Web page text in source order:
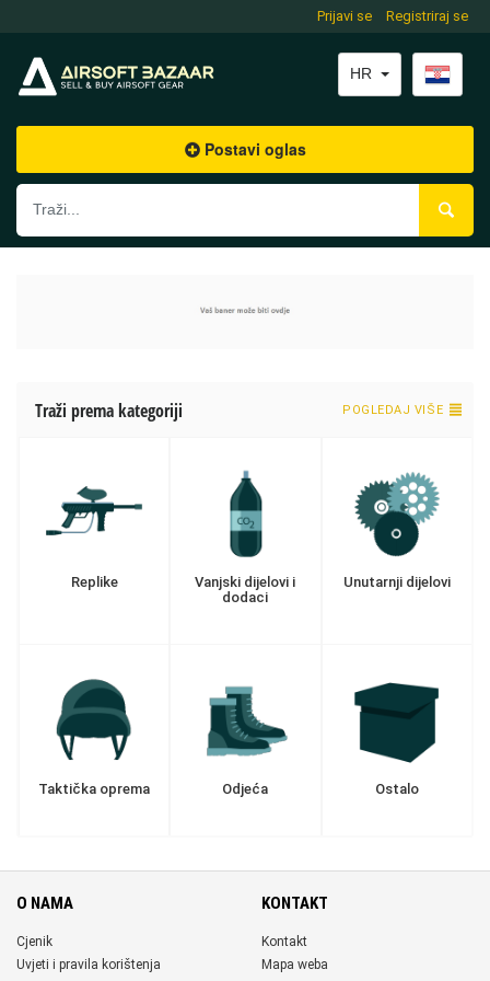
Prijavi se Registriraj se
HR
Postavi oglas
Traži prema kategoriji POGLEDAJ VIŠE
Replike
Vanjski dijelovi i
dodaci
Unutarnji dijelovi
Taktička oprema Odjeća Ostalo
O NAMA
Cjenik
Uvjeti i pravila korištenja
KONTAKT
Kontakt
Mapa weba